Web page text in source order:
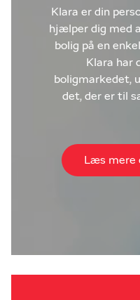
Klara er din
hjælper dig med
bolig på en
Klara har
boligmarkedet,
det, der er til
Læs mere